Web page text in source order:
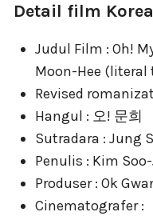
Detail film
Judul Film : Oh!
Moon-Hee (literal
Revised
Hangul : 오! 문희
Sutradara : Jung
Penulis : Kim
Produser : Ok
Cinematografer :